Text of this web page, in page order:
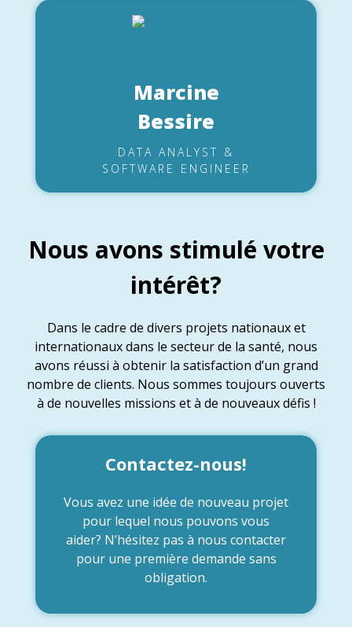
Marcine
Bessire
DATA ANALYST &
SOFTWARE ENGINEER
Nous avons stimulé votre
intérêt?
Dans le cadre de divers projets nationaux et
internationaux dans le secteur de la santé, nous
avons réussi à obtenir la satisfaction d’un grand
nombre de clients. Nous sommes toujours ouverts
à de nouvelles missions et à de nouveaux défis !
Contactez-nous!
Vous avez une idée de nouveau projet
pour lequel nous pouvons vous
aider? N’hésitez pas à nous contacter
pour une première demande sans
obligation.